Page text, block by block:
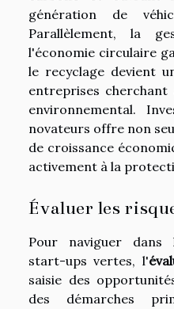
génération de
Parallèlement, la
l'économie circulaire
le recyclage devient
entreprises
environnemental.
novateurs offre non
de croissance
activement à la
Évaluer les
Pour naviguer dans
start-ups vertes, l'
saisie des
des démarches